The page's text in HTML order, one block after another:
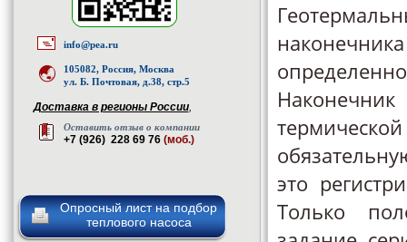
info@pea.ru
105082, Россия, Москва
ул. Б. Почтовая, д.38, стр.5
Доставка в регионы России,
Оставить отзыв о компании
+7 (926) 228 69 76 (моб.)
Опросный лист на подбор
теплового насоса
это
Только